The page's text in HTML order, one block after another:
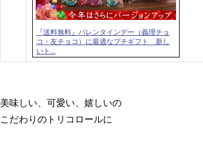
『送料無料』バレンタインデー（義理チョ
コ・友チョコ）に最適なプチギフト 新し
いト...
美味しい、可愛い、嬉しいの
こだわりのトリコロールに